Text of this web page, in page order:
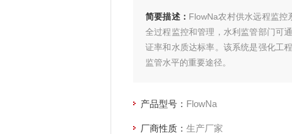
简要描述： FlowNa农村供水远程监控
全过程监控和管理，水利监管部门可
证率和水质达标率。该系统是强化工
监管水平的重要途径。
产品型号： FlowNa
厂商性质： 生产厂家